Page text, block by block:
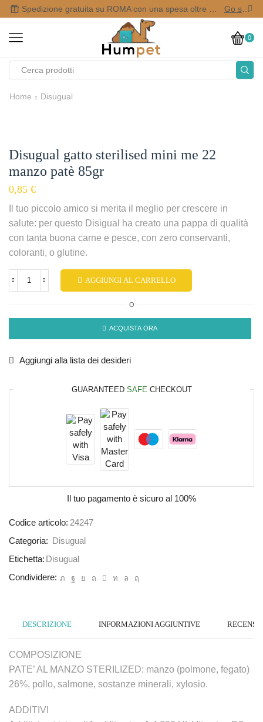
Go shop
0
Home Disugual
Disugual gatto sterilised mini me 22
manzo patè 85gr
0,85 €
Il tuo piccolo amico si merita il meglio per crescere in
salute: per questo Disigual ha creato una pappa di qualità
con tanta buona carne e pesce, con zero conservanti,
coloranti, o glutine.
AGGIUNGI AL CARRELLO
O
ACQUISTA ORA
Aggiungi alla lista dei desideri
GUARANTEED SAFE CHECKOUT
Il tuo pagamento è sicuro al 100%
Codice articolo: 24247
Categoria:
Disugual
Etichetta: Disugual
Condividere:
DESCRIZIONE INFORMAZIONI AGGIUNTIVE
COMPOSIZIONE
PATE’ AL MANZO STERILIZED: manzo (polmone, fegato)
26%, pollo, salmone, sostanze minerali, xylosio.
ADDITIVI